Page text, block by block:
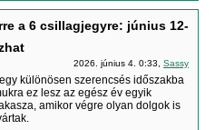
a 6 csillagjegyre: június 12-
2026. június 4. 0:33,Sassy
különösen szerencsés időszakba
ez lesz az egész év egyik
amikor végre olyan dolgok is